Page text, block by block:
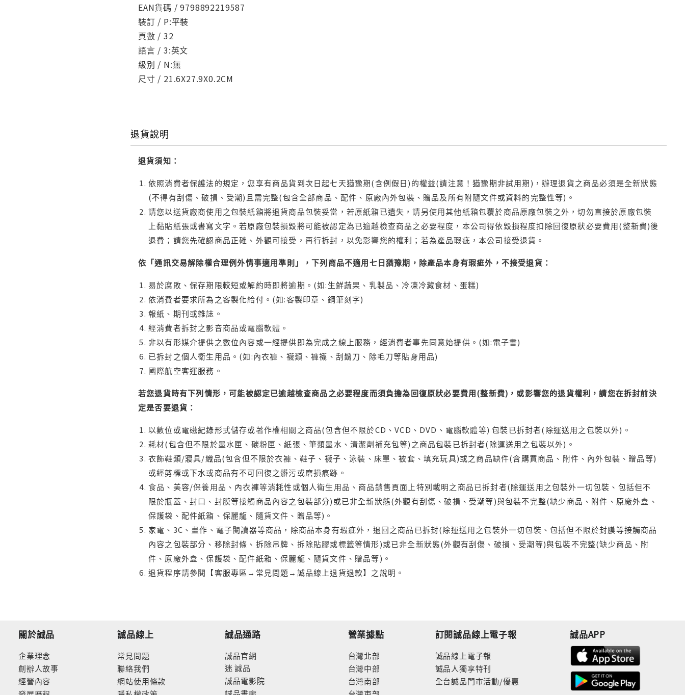
EAN貨碼 / 9798892219587
裝訂 / P:平裝
頁數 / 32
語言 / 3:英文
級別 / N:無
尺寸 / 21.6X27.9X0.2CM
退貨說明
退貨須知：
依照消費者保護法的規定，您享有商品貨到次日起七天猶豫期(含例假日)的權益(請注意！猶豫期非試用期)，辦理退貨之商品必須是全新狀態
(不得有刮傷、破損、受潮)且需完整(包含全部商品、配件、原廠內外包裝、贈品及所有附隨文件或資料的完整性等)。
請您以送貨廠商使用之包裝紙箱將退貨商品包裝妥當，若原紙箱已遺失，請另使用其他紙箱包覆於商品原廠包裝之外，切勿直接於原廠包裝
上黏貼紙張或書寫文字。若原廠包裝損毀將可能被認定為已逾越檢查商品之必要程度，本公司得依毀損程度扣除回復原狀必要費用(整新費)後
退費；請您先確認商品正確、外觀可接受，再行拆封，以免影響您的權利；若為產品瑕疵，本公司接受退貨。
依「通訊交易解除權合理例外情事適用準則」，下列商品不適用七日猶豫期，除產品本身有瑕疵外，不接受退貨：
易於腐敗、保存期限較短或解約時即將逾期。(如:生鮮蔬果、乳製品、冷凍冷藏食材、蛋糕)
依消費者要求所為之客製化給付。(如:客製印章、鋼筆刻字)
報紙、期刊或雜誌。
經消費者拆封之影音商品或電腦軟體。
非以有形媒介提供之數位內容或一經提供即為完成之線上服務，經消費者事先同意始提供。(如:電子書)
已拆封之個人衛生用品。(如:內衣褲、襪類、褲襪、刮鬍刀、除毛刀等貼身用品)
國際航空客運服務。
若您退貨時有下列情形，可能被認定已逾越檢查商品之必要程度而須負擔為回復原狀必要費用(整新費)，或影響您的退貨權利，請您在拆封前決
定是否要退貨：
以數位或電磁紀錄形式儲存或著作權相關之商品(包含但不限於CD、VCD、DVD、電腦軟體等) 包裝已拆封者(除運送用之包裝以外)。
耗材(包含但不限於墨水匣、碳粉匣、紙張、筆類墨水、清潔劑補充包等)之商品包裝已拆封者(除運送用之包裝以外)。
衣飾鞋類/寢具/織品(包含但不限於衣褲、鞋子、襪子、泳裝、床單、被套、填充玩具)或之商品缺件(含購買商品、附件、內外包裝、贈品等)
或經剪標或下水或商品有不可回復之髒污或磨損痕跡。
食品、美容/保養用品、內衣褲等消耗性或個人衛生用品、商品銷售頁面上特別載明之商品已拆封者(除運送用之包裝外一切包裝、包括但不
限於瓶蓋、封口、封膜等接觸商品內容之包裝部分)或已非全新狀態(外觀有刮傷、破損、受潮等)與包裝不完整(缺少商品、附件、原廠外盒、
保護袋、配件紙箱、保麗龍、隨貨文件、贈品等)。
家電、3C、畫作、電子閱讀器等商品，除商品本身有瑕疵外，退回之商品已拆封(除運送用之包裝外一切包裝、包括但不限於封膜等接觸商品
內容之包裝部分、移除封條、拆除吊牌、拆除貼膠或標籤等情形)或已非全新狀態(外觀有刮傷、破損、受潮等)與包裝不完整(缺少商品、附
件、原廠外盒、保護袋、配件紙箱、保麗龍、隨貨文件、贈品等)。
退貨程序請參閱【客服專區→常見問題→誠品線上退貨退款】之說明。
關於誠品
企業理念
創辦人故事
經營內容
誠品線上
常見問題
聯絡我們
網站使用條款
誠品通路
誠品官網
迷 誠品
誠品電影院
營業據點
台灣北部
台灣中部
台灣南部
訂閱誠品線上電子報
誠品線上電子報
誠品人獨享特刊
全台誠品門市活動/優惠
誠品APP